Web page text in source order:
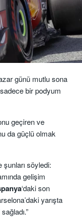
günü mutlu sona
bir podyum
geçiren ve
da güçlü olmak
söyledi:
gelişim
‘daki son
yarışta